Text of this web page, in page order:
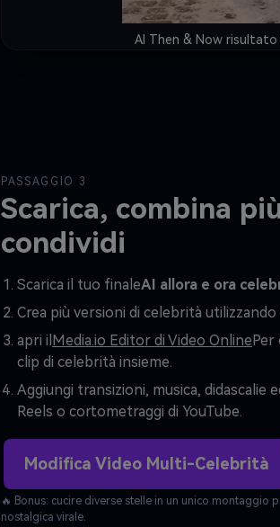
AI Then & Now risultato
PASSAGGIO 3
Scarica, combina
condividi
Scarica il tuo finaleAI allora e ora
Crea più versioni di celebrità
apri il Media.io Editor di Video OnlinePer
clip di celebrità insieme.
Aggiungi transizioni, musica, didascalie
Reels o cortometraggi di YouTube.
Modifica Video Multi-Celebrità
🔥 Bonus: cucire diverse stelle in un unico montaggio
nostalgica virale.